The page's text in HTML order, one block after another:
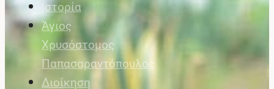
Ιστορία
Άγιος
Χρυσόστομος
Παπασαραντόπουλος
Διοίκηση